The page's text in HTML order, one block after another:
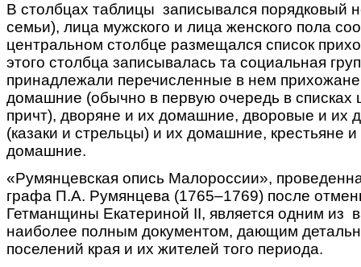
В столбцах таблицы записывался порядковый
семьи), лица мужского и лица женского пола
центральном столбце размещался список
этого столбца записывалась та социальная
принадлежали перечисленные в нем
домашние (обычно в первую очередь в списках
причт), дворяне и их домашние, дворовые и их
(казаки и стрельцы) и их домашние, крестьяне
домашние.
«Румянцевская опись Малороссии»,
графа П.А. Румянцева (1765–1769) после
Гетманщины Екатериной II, является одним из
наиболее полным документом, дающим
поселений края и их жителей того периода.